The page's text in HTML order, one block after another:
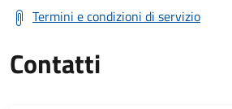
Termini e condizioni di servizio
Contatti